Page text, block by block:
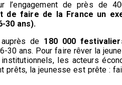
l’engagement de près de
de faire de la France un
30 ans).
de 180 000
ans. Pour faire rêver la
les acteurs
prêts, la jeunesse est prête :